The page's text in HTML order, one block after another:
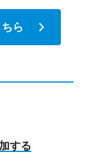
ら
する